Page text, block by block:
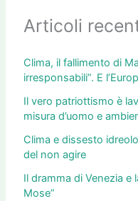
Articoli
Clima, il fallimento di
irresponsabili”. E
Il vero patriottismo è
misura d’uomo e
Clima e dissesto
del non agire
Il dramma di Venezia e
Mose”